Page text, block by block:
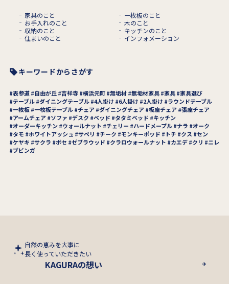
家具のこと
一枚板のこと
お手入れのこと
木のこと
収納のこと
キッチンのこと
住まいのこと
インフォメーション
キーワードからさがす
表参道 自由が丘 吉祥寺 横浜元町 無垢材 無垢材家具 家具 家具選び
テーブル ダイニングテーブル 4人掛け 6人掛け 2人掛け
ラウンドテーブル
一枚板 一枚板テーブル チェア ダイニングチェア 板座チェア 張座チェア
アームチェア
ソファ デスク ベッド タタミベッド
キッチン
オーダーキッチン
ウォールナット チェリー ハードメープル ナラ
オーク
タモ
ホワイトアッシュ サペリ チーク モンキーポッド トチ クス
セン
ケヤキ
サクラ ボセ ゼブラウッド クラロウォールナット カエデ クリ
ニレ
ブビンガ
自然の恵みを大事に
長く使っていただきたい
KAGURAの想い